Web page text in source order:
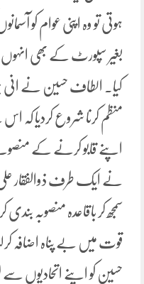
ہوتی تو وہ اپنی عوام کو
بغیر سپورٹ کے بھی
کیا۔ الطاف حسین نے انی
منظم کرنا شروع کردیا کہ
اپنے قابو کرنے کے
نے ایک طرف ذوالفقار
سمجھ کر باقاعدہ منصوبہ
قوت میں بے پناہ اضافہ
حسین کو اپنے اتحادیوں